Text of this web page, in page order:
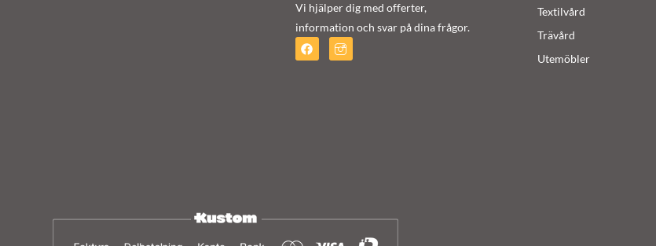
Vi hjälper dig med offerter,
information och svar på dina frågor.
Textilvård
Trävård
Utemöbler